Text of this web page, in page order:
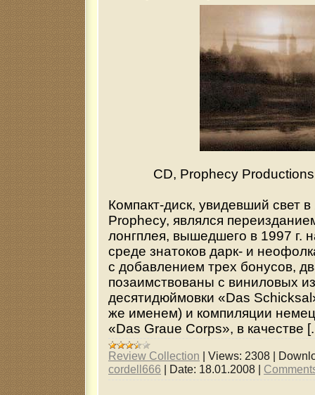
CD, Prophecy
Компакт-диск, увидевший свет
Prophecy, являлся
лонгплея, вышедшего в 1997 г.
среде знатоков дарк- и
с добавлением трех бонусов,
позаимствованы с виниловых
десятидюймовки «Das
же именем) и компиляции
«Das Graue Corps», в качестве
Review Collection | Views: 2308 |
cordell666 | Date: 18.01.2008 |